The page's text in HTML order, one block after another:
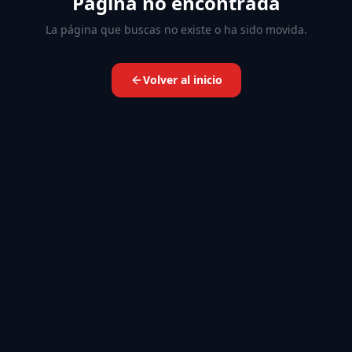
La página que buscas no existe o ha sido movida.
Volver al inicio